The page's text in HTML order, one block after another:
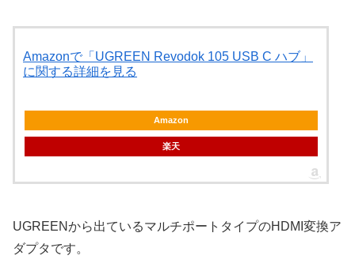
Amazonで「UGREEN Revodok 105 USB C ハブ」
に関する詳細を見る
Amazon
楽天
UGREENから出ているマルチポートタイプのHDMI変換ア
ダプタです。